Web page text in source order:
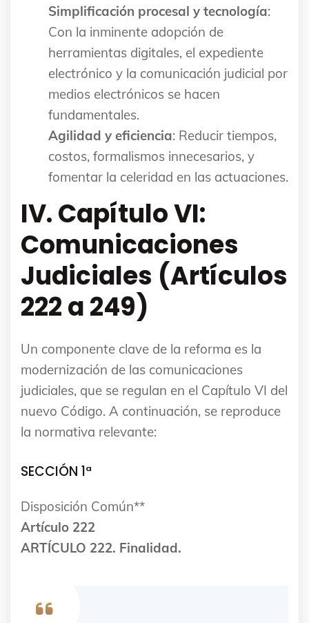
Simplificación procesal y tecnología:
Con la inminente adopción de
herramientas digitales, el expediente
electrónico y la comunicación judicial por
medios electrónicos se hacen
fundamentales.
Agilidad y eficiencia: Reducir tiempos,
costos, formalismos innecesarios, y
fomentar la celeridad en las actuaciones.
IV. Capítulo VI:
Comunicaciones
Judiciales (Artículos
222 a 249)
Un componente clave de la reforma es la
modernización de las comunicaciones
judiciales, que se regulan en el Capítulo VI del
nuevo Código. A continuación, se reproduce
la normativa relevante:
SECCIÓN 1ª
Disposición Común**
Artículo 222
ARTÍCULO 222. Finalidad.